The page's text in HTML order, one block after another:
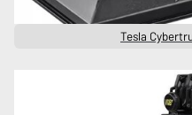
Tesla